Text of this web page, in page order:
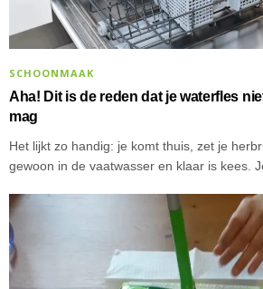
SCHOONMAAK
Aha! Dit is de reden dat je waterfles
mag
Het lijkt zo handig: je komt thuis, zet je
gewoon in de vaatwasser en klaar is kees.